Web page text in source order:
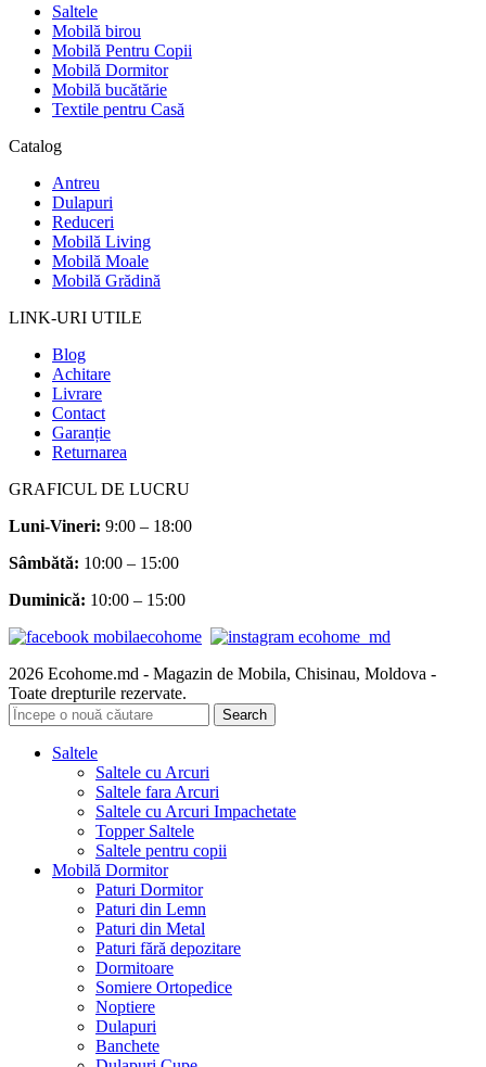
Saltele
Mobilă birou
Mobilă Pentru Copii
Mobilă Dormitor
Mobilă bucătărie
Textile pentru Casă
Catalog
Antreu
Dulapuri
Reduceri
Mobilă Living
Mobilă Moale
Mobilă Grădină
LINK-URI UTILE
Blog
Achitare
Livrare
Contact
Garanție
Returnarea
GRAFICUL DE LUCRU
Luni-Vineri: 9:00 – 18:00
Sâmbătă: 10:00 – 15:00
Duminică: 10:00 – 15:00
2026 Ecohome.md - Magazin de Mobila, Chisinau, Moldova -
Toate drepturile rezervate.
Search
Saltele
Saltele cu Arcuri
Saltele fara Arcuri
Saltele cu Arcuri Impachetate
Topper Saltele
Saltele pentru copii
Mobilă Dormitor
Paturi Dormitor
Paturi din Lemn
Paturi din Metal
Paturi fără depozitare
Dormitoare
Somiere Ortopedice
Noptiere
Dulapuri
Banchete